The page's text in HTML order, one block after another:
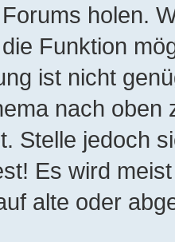
holen.
Funktion
ist nicht
nach oben
Stelle jedoch
Es wird
alte oder